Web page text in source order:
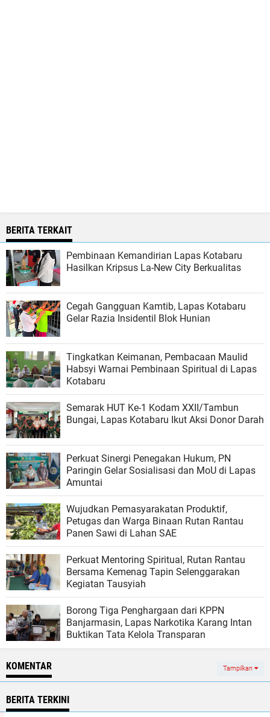
BERITA TERKAIT
Pembinaan Kemandirian Lapas Kotabaru
Hasilkan Kripsus La-New City Berkualitas
Cegah Gangguan Kamtib, Lapas Kotabaru
Gelar Razia Insidentil Blok Hunian
Tingkatkan Keimanan, Pembacaan Maulid
Habsyi Warnai Pembinaan Spiritual di Lapas
Kotabaru
Semarak HUT Ke-1 Kodam XXII/Tambun
Bungai, Lapas Kotabaru Ikut Aksi Donor Darah
Perkuat Sinergi Penegakan Hukum, PN
Paringin Gelar Sosialisasi dan MoU di Lapas
Amuntai
Wujudkan Pemasyarakatan Produktif,
Petugas dan Warga Binaan Rutan Rantau
Panen Sawi di Lahan SAE
Perkuat Mentoring Spiritual, Rutan Rantau
Bersama Kemenag Tapin Selenggarakan
Kegiatan Tausyiah
Borong Tiga Penghargaan dari KPPN
Banjarmasin, Lapas Narkotika Karang Intan
Buktikan Tata Kelola Transparan
KOMENTAR Tampilkan
BERITA TERKINI